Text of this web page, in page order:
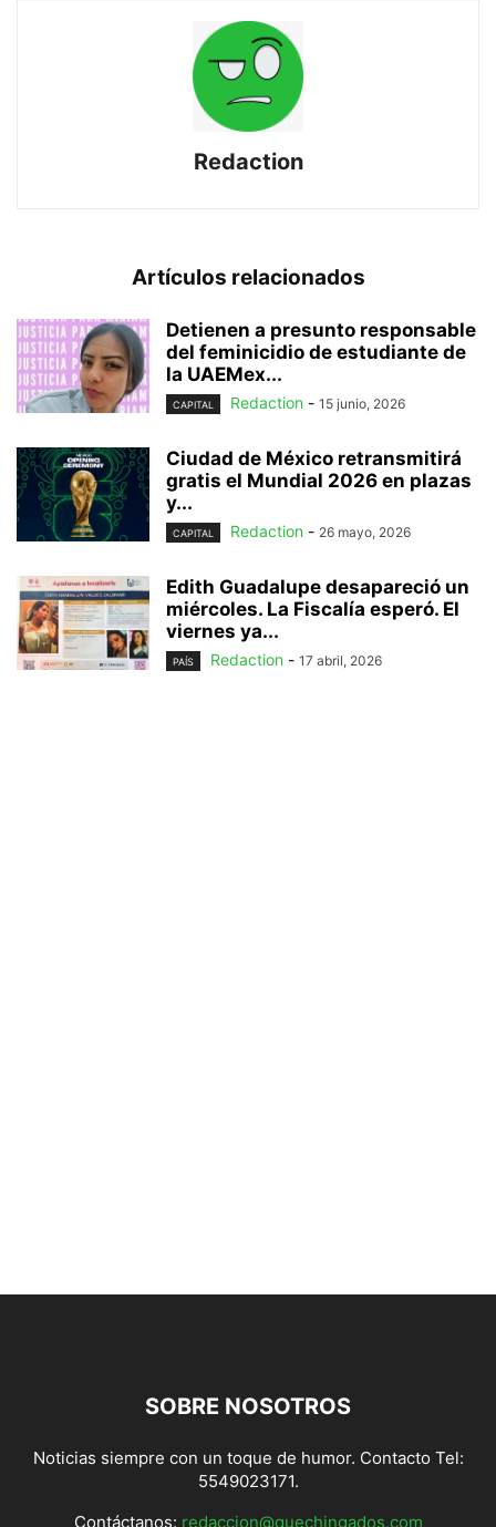
Redaction
Artículos relacionados
Detienen a presunto responsable
del feminicidio de estudiante de
la UAEMex...
CAPITAL Redaction - 15 junio, 2026
Ciudad de México retransmitirá
gratis el Mundial 2026 en plazas
y...
CAPITAL Redaction - 26 mayo, 2026
Edith Guadalupe desapareció un
miércoles. La Fiscalía esperó. El
viernes ya...
PAÍS Redaction - 17 abril, 2026
SOBRE NOSOTROS
Noticias siempre con un toque de humor. Contacto Tel:
5549023171.
Contáctanos: redaccion@quechingados.com